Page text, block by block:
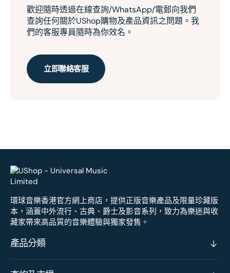
歡迎隨時透過在線查詢/WhatsApp/電郵向我們
查詢任何關於UShop購物及產品資訊之問題。我
們的客服專員隨時為你效名。
立即聯絡客服
環球音樂香港官方網上商店，提供正版音樂產品及限量珍藏版
本，涵蓋中外流行、古典、爵士及影音系列，致力為樂迷與收
藏家帶來高品質的音樂體驗與獨家發售。
產品分類